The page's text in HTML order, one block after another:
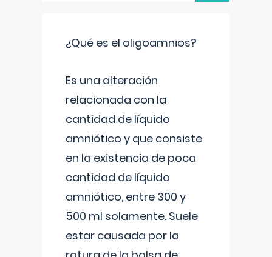
¿Qué es el oligoamnios?
Es una alteración
relacionada con la
cantidad de líquido
amniótico y que consiste
en la existencia de poca
cantidad de líquido
amniótico, entre 300 y
500 ml solamente. Suele
estar causada por la